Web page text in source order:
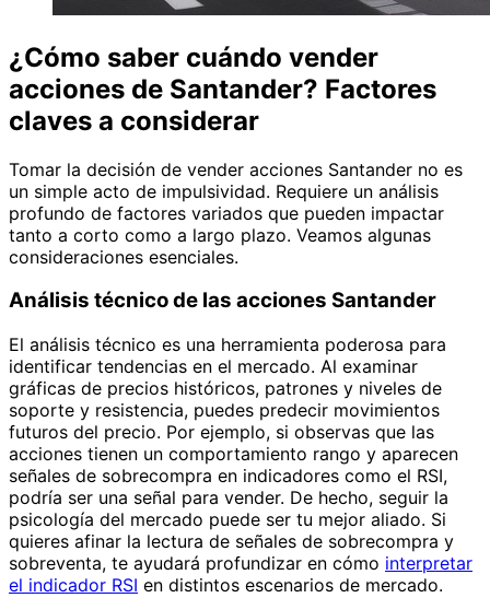
¿Cómo saber cuándo vender
acciones de Santander? Factores
claves a considerar
Tomar la decisión de vender acciones Santander no es
un simple acto de impulsividad. Requiere un análisis
profundo de factores variados que pueden impactar
tanto a corto como a largo plazo. Veamos algunas
consideraciones esenciales.
Análisis técnico de las acciones Santander
El análisis técnico es una herramienta poderosa para
identificar tendencias en el mercado. Al examinar
gráficas de precios históricos, patrones y niveles de
soporte y resistencia, puedes predecir movimientos
futuros del precio. Por ejemplo, si observas que las
acciones tienen un comportamiento rango y aparecen
señales de sobrecompra en indicadores como el RSI,
podría ser una señal para vender. De hecho, seguir la
psicología del mercado puede ser tu mejor aliado. Si
quieres afinar la lectura de señales de sobrecompra y
sobreventa, te ayudará profundizar en cómo interpretar
el indicador RSI en distintos escenarios de mercado.